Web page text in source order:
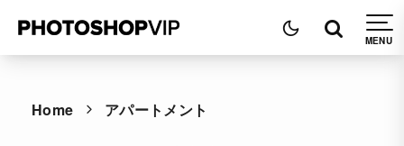
Home アパートメント